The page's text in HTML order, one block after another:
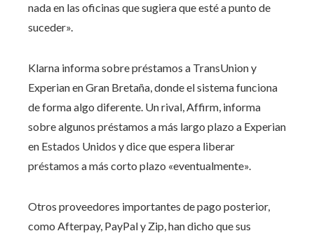
nada en las oficinas que sugiera que esté a punto de
suceder».
Klarna informa sobre préstamos a TransUnion y
Experian en Gran Bretaña, donde el sistema funciona
de forma algo diferente. Un rival, Affirm, informa
sobre algunos préstamos a más largo plazo a Experian
en Estados Unidos y dice que espera liberar
préstamos a más corto plazo «eventualmente».
Otros proveedores importantes de pago posterior,
como Afterpay, PayPal y Zip, han dicho que sus